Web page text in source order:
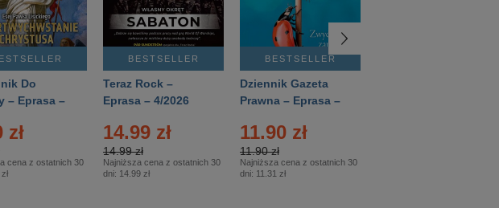
Do
– Eprasa –
zł
cena z ostatnich 30
BESTSELLER
Teraz Rock –
Eprasa – 4/2026
14.99 zł
14.99 zł
Najniższa cena z ostatnich 30
dni: 14.99 zł
BESTSELLER
Dziennik Gazeta
Prawna – Eprasa –
11.90 zł
11.90 zł
Najniższa cena z ostatnich 30
dni: 11.31 zł